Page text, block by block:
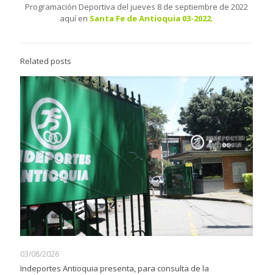
Programación Deportiva del jueves 8 de septiembre de 2022
aquí en Santa Fe de Antioquia 03-2022.
Related posts
03/08/2026
Indeportes Antioquia presenta, para consulta de la